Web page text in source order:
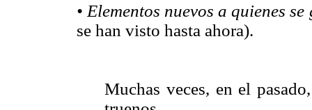
• Elementos nuevos a quienes
se han visto hasta ahora).
Muchas veces, en el